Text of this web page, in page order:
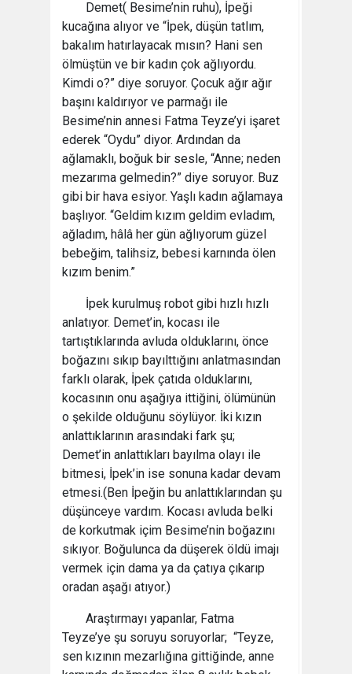
Demet( Besime’nin ruhu), İpeği
kucağına alıyor ve “İpek, düşün tatlım,
bakalım hatırlayacak mısın? Hani sen
ölmüştün ve bir kadın çok ağlıyordu.
Kimdi o?” diye soruyor. Çocuk ağır ağır
başını kaldırıyor ve parmağı ile
Besime’nin annesi Fatma Teyze’yi işaret
ederek “Oydu” diyor. Ardından da
ağlamaklı, boğuk bir sesle, “Anne; neden
mezarıma gelmedin?” diye soruyor. Buz
gibi bir hava esiyor. Yaşlı kadın ağlamaya
başlıyor. “Geldim kızım geldim evladım,
ağladım, hâlâ her gün ağlıyorum güzel
bebeğim, talihsiz, bebesi karnında ölen
kızım benim.”
İpek kurulmuş robot gibi hızlı hızlı
anlatıyor. Demet’in, kocası ile
tartıştıklarında avluda olduklarını, önce
boğazını sıkıp bayılttığını anlatmasından
farklı olarak, İpek çatıda olduklarını,
kocasının onu aşağıya ittiğini, ölümünün
o şekilde olduğunu söylüyor. İki kızın
anlattıklarının arasındaki fark şu;
Demet’in anlattıkları bayılma olayı ile
bitmesi, İpek’in ise sonuna kadar devam
etmesi.(Ben İpeğin bu anlattıklarından şu
düşünceye vardım. Kocası avluda belki
de korkutmak içim Besime’nin boğazını
sıkıyor. Boğulunca da düşerek öldü imajı
vermek için dama ya da çatıya çıkarıp
oradan aşağı atıyor.)
Araştırmayı yapanlar, Fatma
Teyze’ye şu soruyu soruyorlar; “Teyze,
sen kızının mezarlığına gittiğinde, anne